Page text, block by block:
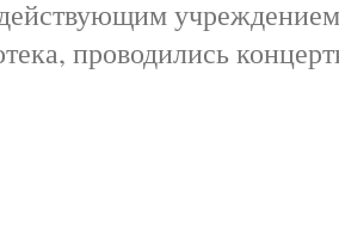
проводились